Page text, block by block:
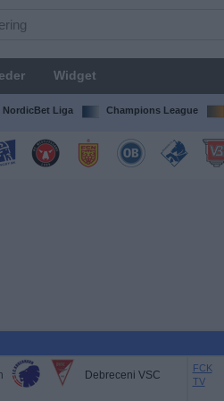
Widget
NordicBet Liga Champions League
Debreceni VSC
FCK
TV